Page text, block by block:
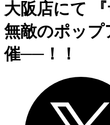
大阪店にて
無敵のポップ
催──！！